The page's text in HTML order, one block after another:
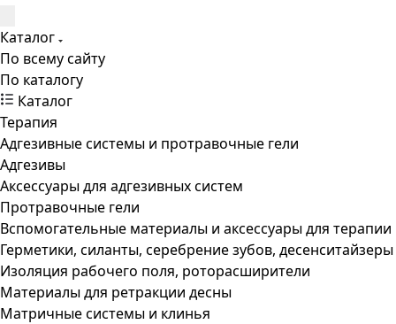
Каталог
По всему сайту
По каталогу
Каталог
Терапия
Адгезивные системы и протравочные гели
Адгезивы
Аксессуары для адгезивных систем
Протравочные гели
Вспомогательные материалы и аксессуары для терапии
Герметики, силанты, серебрение зубов, десенситайзеры
Изоляция рабочего поля, роторасширители
Материалы для ретракции десны
Матричные системы и клинья